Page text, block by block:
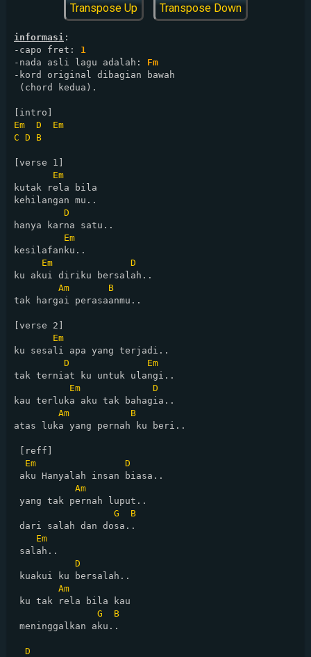
Transpose Up Transpose Down
informasi :
-capo fret: 1
-nada asli lagu adalah: Fm
-kord original dibagian bawah
(chord kedua).
Em
D
Em
C D B
[verse 1]
Em
kutak rela bila
kehilangan mu..
D
hanya karna satu..
Em
kesilafanku..
Em
D
ku akui diriku bersalah..
Am
B
tak hargai perasaanmu..
[verse 2]
Em
ku sesali apa yang terjadi..
D
Em
tak terniat ku untuk ulangi..
Em
D
kau terluka aku tak bahagia..
Am
B
atas luka yang pernah ku beri..
[reff]
Em
D
aku Hanyalah insan biasa..
Am
yang tak pernah luput..
G
B
dari salah dan dosa..
Em
salah..
D
kuakui ku bersalah..
Am
ku tak rela bila kau
G
B
meninggalkan aku..
D